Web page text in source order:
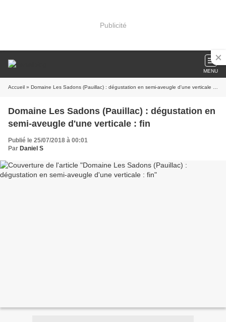
Publicité
MENU
Accueil » Domaine Les Sadons (Pauillac) : dégustation en semi-aveugle d'une verticale : fin
Domaine Les Sadons (Pauillac) : dégustation en
semi-aveugle d'une verticale : fin
Publié le 25/07/2018 à 00:01
Par Daniel S